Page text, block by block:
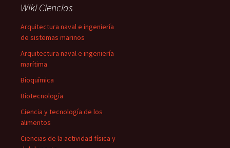
Wiki Ciencias
Arquitectura naval e ingeniería
de sistemas marinos
Arquitectura naval e ingeniería
marítima
Bioquímica
Biotecnología
Ciencia y tecnología de los
alimentos
Ciencias de la actividad física y